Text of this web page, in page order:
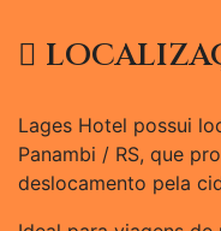
Lages Hotel possui
Panambi / RS, que
deslocamento pela